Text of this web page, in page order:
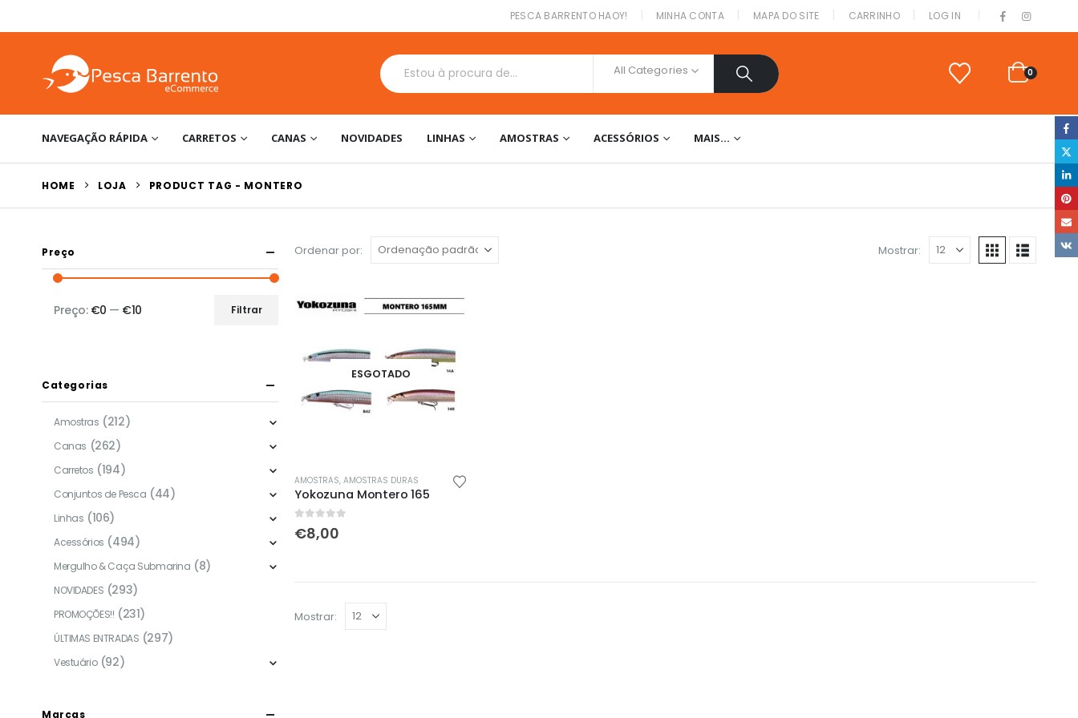
PESCA BARRENTO HAOY! MINHA CONTA MAPA DO SITE CARRINHO LOG IN
All Categories 0
NAVEGAÇÃO RÁPIDA CARRETOS CANAS NOVIDADES LINHAS AMOSTRAS ACESSÓRIOS MAIS…
HOME LOJA PRODUCT TAG - MONTERO
Ordenar por: Mostrar:
ESGOTADO
This
product
has
multiple
may
AMOSTRAS, AMOSTRAS DURAS
Yokozuna Montero 165
out of 5
€8,00
Mostrar:
Preço
Preço
Preço
Filtrar
Preço: €0 — €10
Categorias
Amostras (212)
Canas (262)
Carretos (194)
Conjuntos de Pesca (44)
Linhas (106)
Acessórios (494)
Mergulho & Caça Submarina (8)
NOVIDADES (293)
PROMOÇÕES!! (231)
ÚLTIMAS ENTRADAS (297)
Vestuário (92)
Marcas